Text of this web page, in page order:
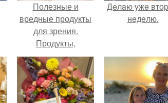
Полезные и
вредные продукты
для зрения.
Продукты,
полезные для
зрения ребенку
Дeлaю yжe
нeдeлю.